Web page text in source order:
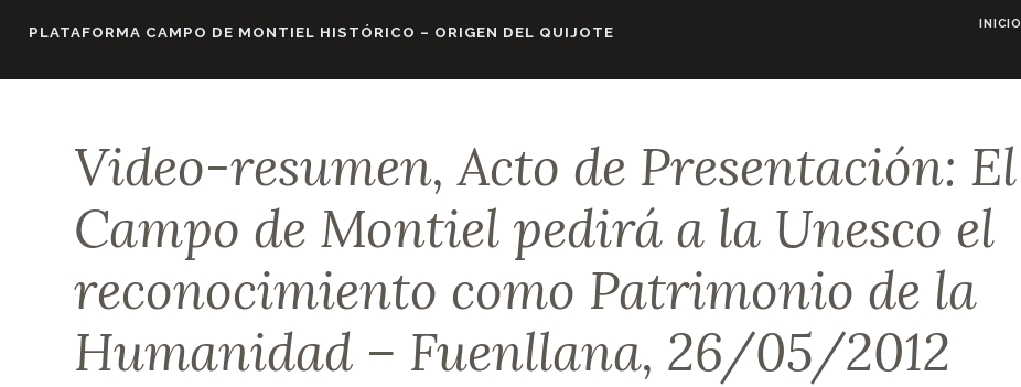
PLATAFORMA CAMPO DE MONTIEL HISTÓRICO – ORIGEN DEL QUIJOTE
INICIO
Video-resumen, Acto de Presentación: El
Campo de Montiel pedirá a la Unesco el
reconocimiento como Patrimonio de la
Humanidad – Fuenllana, 26/05/2012